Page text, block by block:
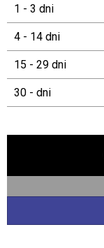
1 - 3 dni
4 - 14 dni
15 - 29 dni
30 - dni